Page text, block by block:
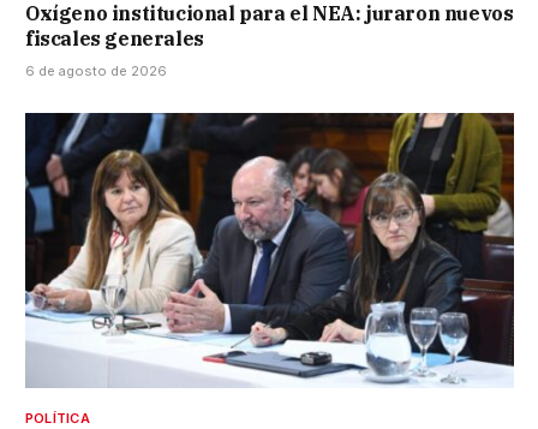
Oxígeno institucional para el NEA: juraron nuevos
fiscales generales
6 de agosto de 2026
POLÍTICA